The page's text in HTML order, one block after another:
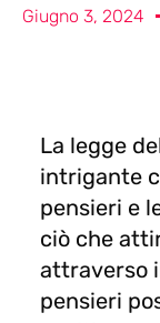
Giugno 3, 2024
La legge
intrigante
pensieri e
ciò che
attraverso
pensieri